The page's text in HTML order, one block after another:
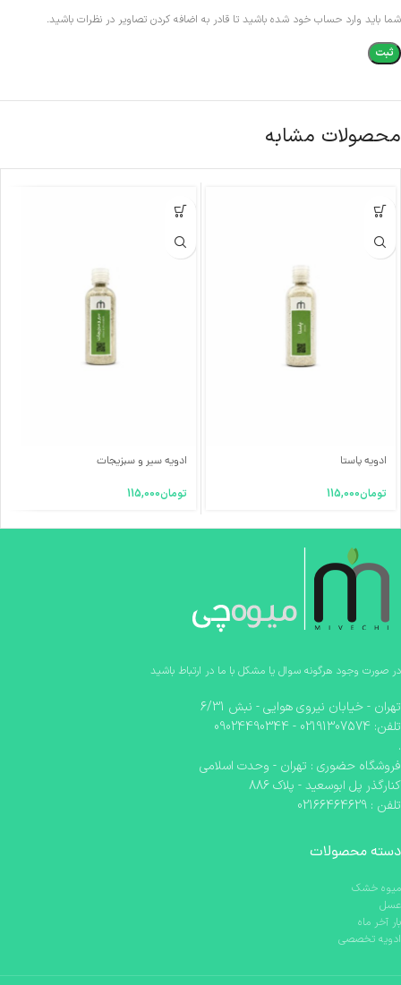
شما باید وارد حساب خود شده باشید تا قادر به اضافه کردن تصاویر در نظرات باشید.
محصولات مشابه
ادویه پاستا
تومان115,000
ادویه سیر و سبزیجات
تومان115,000
در صورت وجود هرگونه سوال یا مشکل با ما در ارتباط باشید
تهران - خیابان نیروی هوایی - نبش 6/31
تلفن: 02191307574 - 09024490344
.
فروشگاه حضوری : تهران - وحدت اسلامی
کنارگذر پل ابوسعید - پلاک 886
تلفن : 02166464629
دسته محصولات
میوه خشک
عسل
بار آخر ماه
ادویه تخصصی